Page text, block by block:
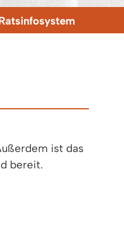
ist das
bereit.